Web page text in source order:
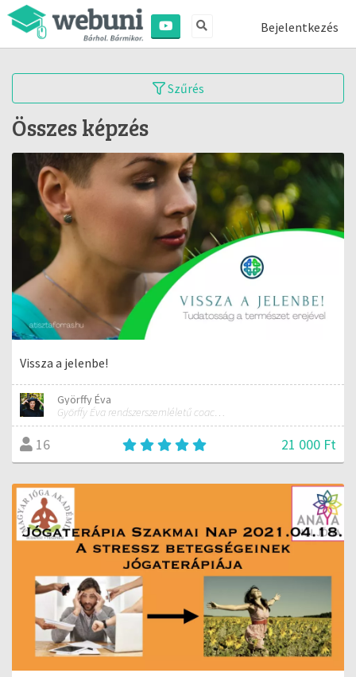
Bejelentkezés
Szűrés
Összes képzés
Vissza a jelenbe!
Györffy Éva
Györffy Éva rendszerszemléletű coach, tréner, alternatív mozgás- és erdőterápiás szakember
16 21 000 Ft